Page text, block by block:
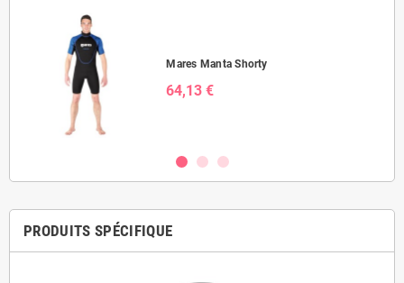
Mares Manta Shorty
64,13 €
PRODUITS SPÉCIFIQUE